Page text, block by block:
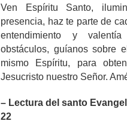
Ven Espíritu Santo,
presencia, haz te parte de
entendimiento y
obstáculos, guíanos sobre
mismo Espíritu, para
Jesucristo nuestro Señor.
– Lectura del santo
22